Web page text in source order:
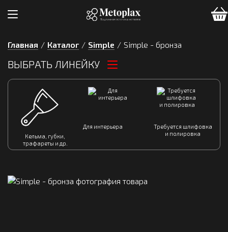
Главная / Каталог / Simple / Simple - бронза
ВЫБРАТЬ ЛИНЕЙКУ
Кельма, губки,
трафареты и др.
Для интерьера
Требуется шлифовка
и полировка